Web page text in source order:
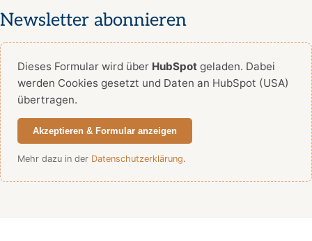
Newsletter abonnieren
Dieses Formular wird über HubSpot geladen. Dabei
werden Cookies gesetzt und Daten an HubSpot (USA)
übertragen.
Akzeptieren & Formular anzeigen
Mehr dazu in der Datenschutzerklärung.